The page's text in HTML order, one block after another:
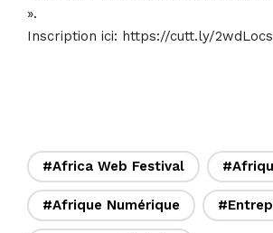
».
Inscription ici: https://cutt.ly/
#Africa Web Festival
#Afrique Numérique